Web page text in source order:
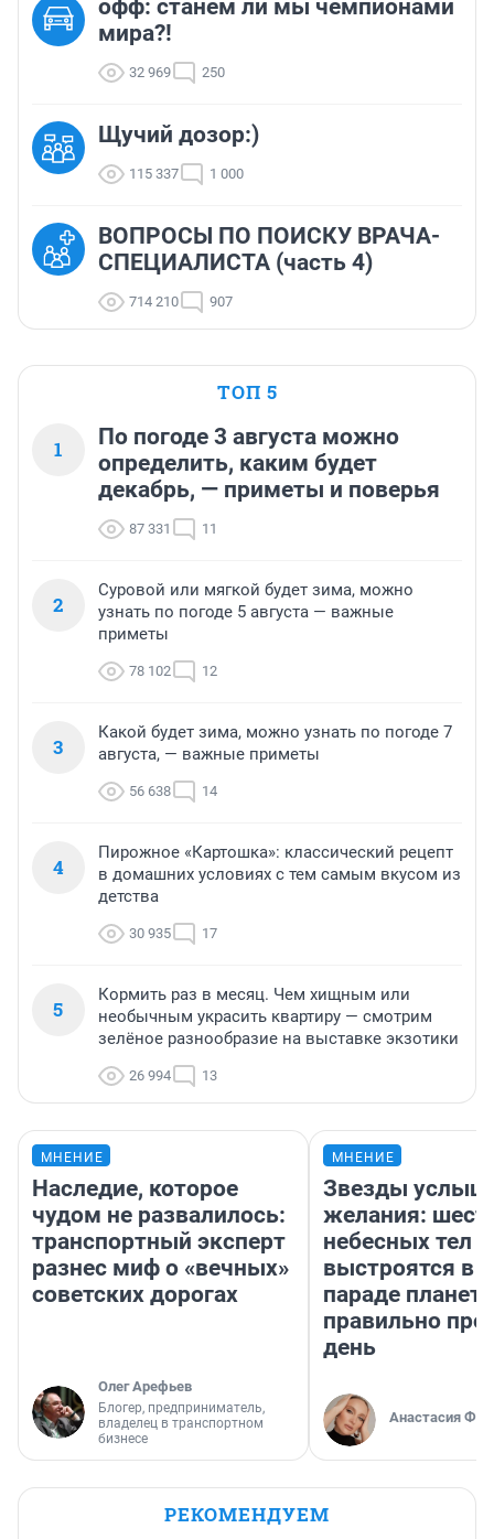
офф: станем ли мы чемпионами
мира?!
32 969 250
Щучий дозор:)
115 337 1 000
ВОПРОСЫ ПО ПОИСКУ ВРАЧА-
СПЕЦИАЛИСТА (часть 4)
714 210 907
ТОП 5
1
По погоде 3 августа можно
определить, каким будет
декабрь, — приметы и поверья
87 331 11
2
Суровой или мягкой будет зима, можно
узнать по погоде 5 августа — важные
приметы
78 102 12
3
Какой будет зима, можно узнать по погоде 7
августа, — важные приметы
56 638 14
4
Пирожное «Картошка»: классический рецепт
в домашних условиях с тем самым вкусом из
детства
30 935 17
5
Кормить раз в месяц. Чем хищным или
необычным украсить квартиру — смотрим
зелёное разнообразие на выставке экзотики
26 994 13
МНЕНИЕ
Наследие, которое
чудом не развалилось:
транспортный эксперт
разнес миф о «вечных»
советских дорогах
Олег Арефьев
Блогер, предприниматель,
владелец в транспортном
бизнесе
МНЕНИЕ
Звезды
желания:
небесных тел
выстроятся в
параде планет
правильно
день
Анастасия
РЕКОМЕНДУЕМ